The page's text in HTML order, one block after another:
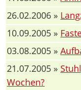
26.02.2006 »
10.09.2005 »
03.08.2005 »
21.07.2005 »
Wochen?